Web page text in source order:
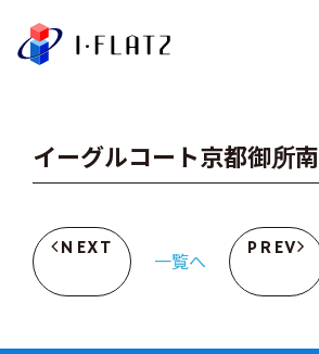
イーグルコート京都御所南
NEXT
一覧へ
PREV